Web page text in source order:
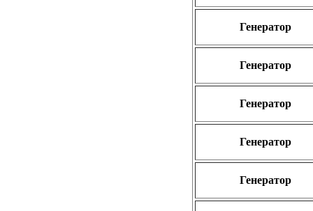
Генератор
Генератор
Генератор
Генератор
Генератор